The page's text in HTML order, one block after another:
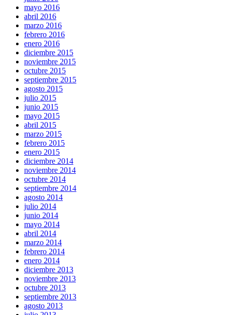
mayo 2016
abril 2016
marzo 2016
febrero 2016
enero 2016
diciembre 2015
noviembre 2015
octubre 2015
septiembre 2015
agosto 2015
julio 2015
junio 2015
mayo 2015
abril 2015
marzo 2015
febrero 2015
enero 2015
diciembre 2014
noviembre 2014
octubre 2014
septiembre 2014
agosto 2014
julio 2014
junio 2014
mayo 2014
abril 2014
marzo 2014
febrero 2014
enero 2014
diciembre 2013
noviembre 2013
octubre 2013
septiembre 2013
agosto 2013